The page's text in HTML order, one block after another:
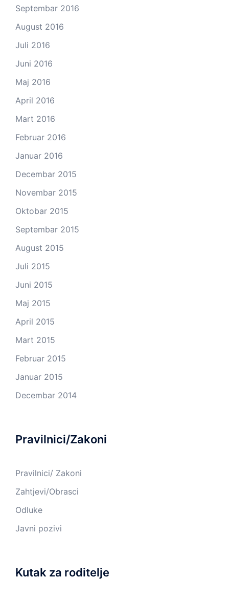
Septembar 2016
August 2016
Juli 2016
Juni 2016
Maj 2016
April 2016
Mart 2016
Februar 2016
Januar 2016
Decembar 2015
Novembar 2015
Oktobar 2015
Septembar 2015
August 2015
Juli 2015
Juni 2015
Maj 2015
April 2015
Mart 2015
Februar 2015
Januar 2015
Decembar 2014
Pravilnici/Zakoni
Pravilnici/ Zakoni
Zahtjevi/Obrasci
Odluke
Javni pozivi
Kutak za roditelje